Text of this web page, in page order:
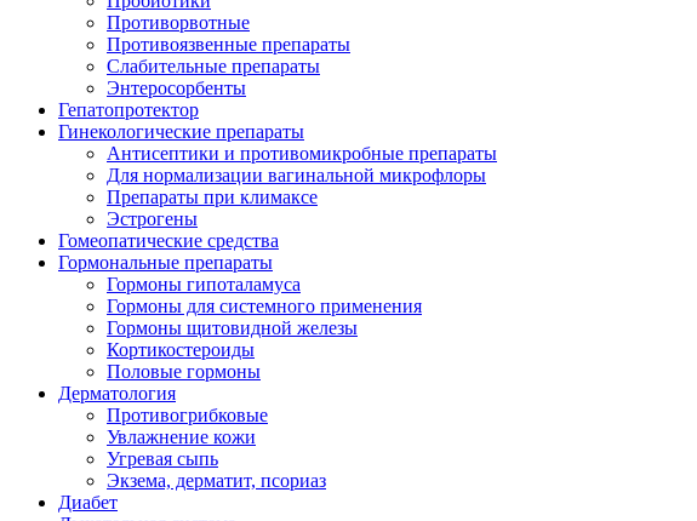
Противорвотные
Противоязвенные препараты
Слабительные препараты
Энтеросорбенты
Гепатопротектор
Гинекологические препараты
Антисептики и противомикробные препараты
Для нормализации вагинальной микрофлоры
Препараты при климаксе
Эстрогены
Гомеопатические средства
Гормональные препараты
Гормоны гипоталамуса
Гормоны для системного применения
Гормоны щитовидной железы
Кортикостероиды
Половые гормоны
Дерматология
Противогрибковые
Увлажнение кожи
Угревая сыпь
Экзема, дерматит, псориаз
Диабет